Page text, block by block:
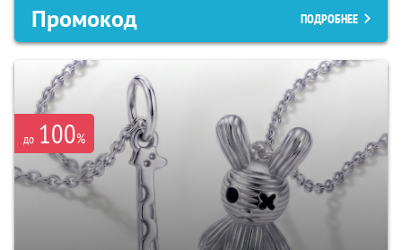
Промокод ПОДРОБНЕЕ
до 100%